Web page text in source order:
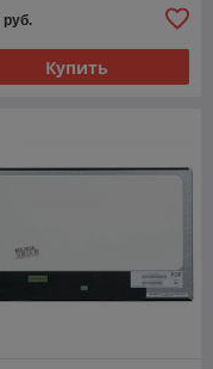
руб.
Купить